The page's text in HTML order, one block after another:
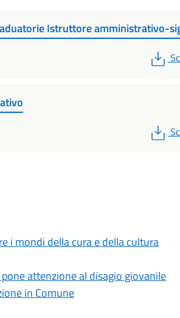
Istruttore amministrativo-
i mondi della cura e della cultura
attenzione al disagio giovanile
in Comune